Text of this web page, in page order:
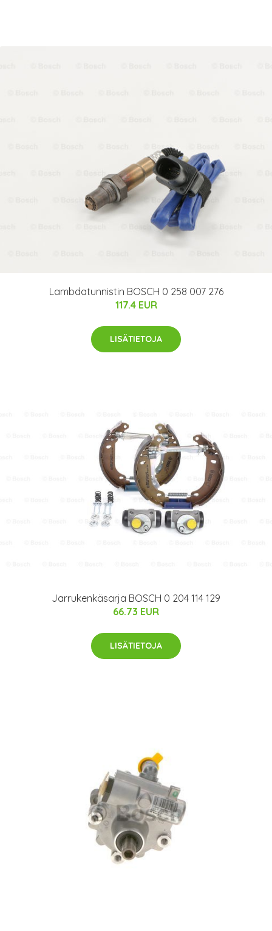
Lambdatunnistin BOSCH 0 258 007 276
117.4 EUR
LISÄTIETOJA
Jarrukenkäsarja BOSCH 0 204 114 129
66.73 EUR
LISÄTIETOJA